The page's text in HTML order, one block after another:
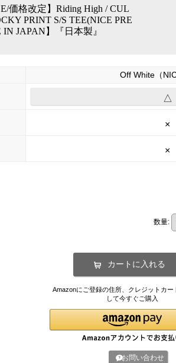
価格改定】Riding High / CUL
PRINT S/S TEE(NICE PRE
JAPAN】『日本製』
Off White（
△
×
×
数量:
Amazonにご登録の住所、クレジットカー
して今すぐご購入
お問い合わせ